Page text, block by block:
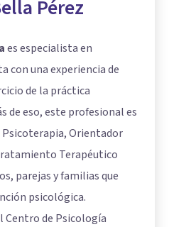
Pérez
es especialista en
con una experiencia de
de la práctica
de eso, este profesional es
Orientador
Terapéutico
parejas y familias que
psicológica.
Centro de Psicología